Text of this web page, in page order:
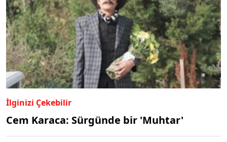
İlginizi Çekebilir
Cem Karaca: Sürgünde bir 'Muhtar'